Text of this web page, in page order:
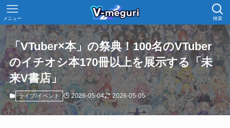
検索
メニュー
「VTuber×本」の祭典！100名のVTuber
のイチオシ本170冊以上を展示する「未
来V書店」
ライブ/イベント 2026-05-04 2026-05-05